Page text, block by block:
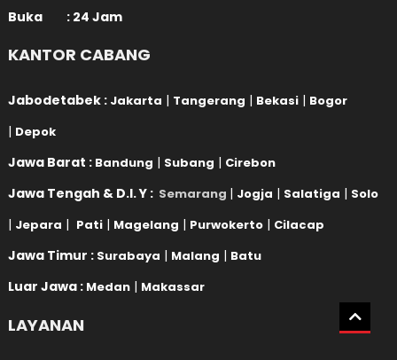
Buka : 24 Jam
KANTOR CABANG
Jabodetabek : Jakarta | Tangerang | Bekasi | Bogor
| Depok
Jawa Barat : Bandung | Subang | Cirebon
Jawa Tengah & D.I. Y : Semarang | Jogja | Salatiga | Solo
| Jepara | Pati | Magelang | Purwokerto | Cilacap
Jawa Timur : Surabaya | Malang | Batu
Luar Jawa : Medan | Makassar
LAYANAN